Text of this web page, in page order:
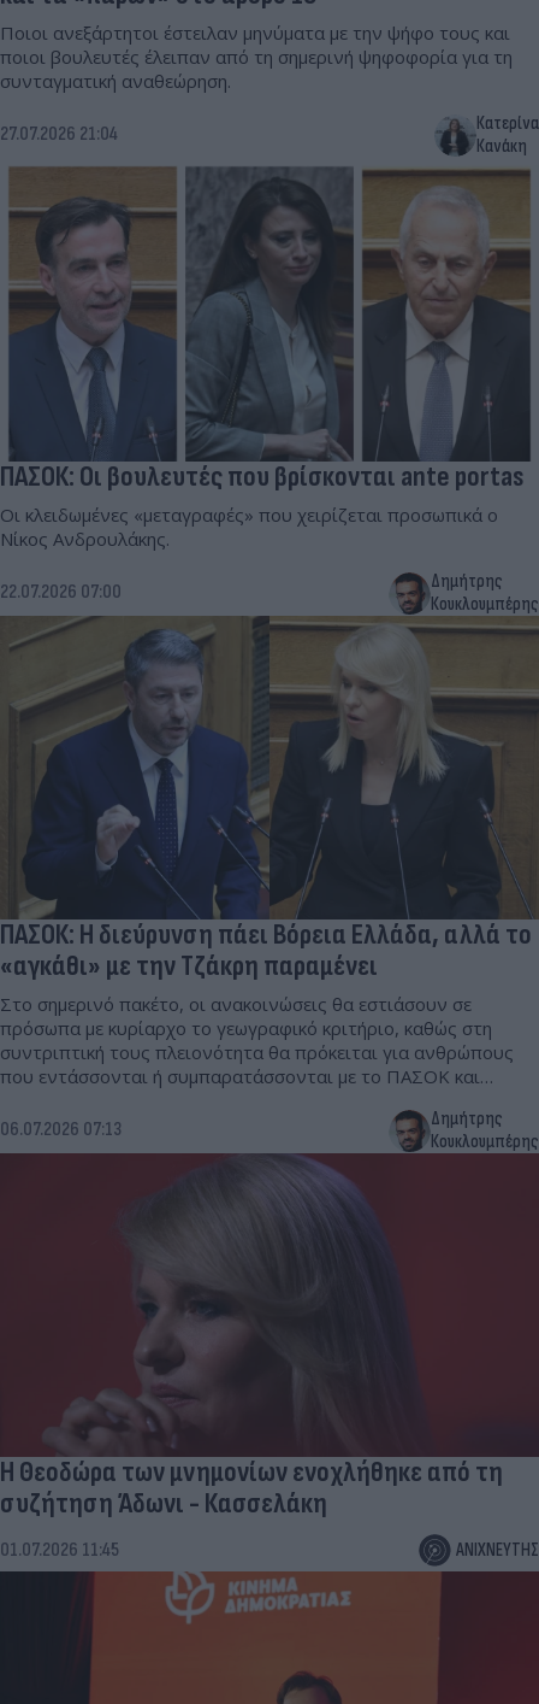
Ποιοι ανεξάρτητοι έστειλαν μηνύματα με την ψήφο τους και
ποιοι βουλευτές έλειπαν από τη σημερινή ψηφοφορία για τη
συνταγματική αναθεώρηση.
27.07.2026 21:04
Κατερίνα
Κανάκη
ΠΑΣΟΚ: Οι βουλευτές που βρίσκονται ante portas
Οι κλειδωμένες «μεταγραφές» που χειρίζεται προσωπικά ο
Νίκος Ανδρουλάκης.
22.07.2026 07:00
Δημήτρης
Κουκλουμπέρης
ΠΑΣΟΚ: Η διεύρυνση πάει Βόρεια Ελλάδα, αλλά το
«αγκάθι» με την Τζάκρη παραμένει
Στο σημερινό πακέτο, οι ανακοινώσεις θα εστιάσουν σε
πρόσωπα με κυρίαρχο το γεωγραφικό κριτήριο, καθώς στη
συντριπτική τους πλειονότητα θα πρόκειται για ανθρώπους
που εντάσσονται ή συμπαρατάσσονται με το ΠΑΣΟΚ και
06.07.2026 07:13
Δημήτρης
Κουκλουμπέρης
Η Θεοδώρα των μνημονίων ενοχλήθηκε από τη
συζήτηση Άδωνι - Κασσελάκη
01.07.2026 11:45 ΑΝΙΧΝΕΥΤΗΣ